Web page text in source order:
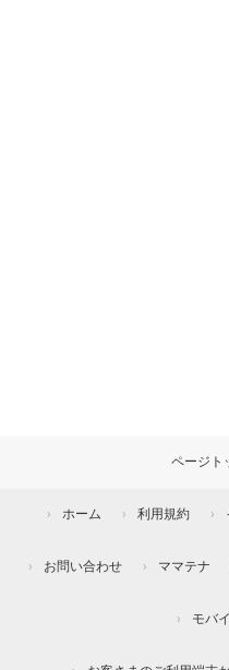
ページト
ホーム 利用規約
お問い合わせ ママテナ
モバ